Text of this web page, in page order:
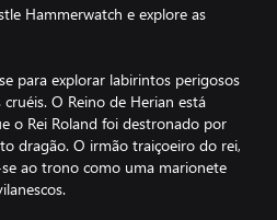
Hammerwatch e explore as
para explorar labirintos perigosos
O Reino de Herian está
o Rei Roland foi destronado por
dragão. O irmão traiçoeiro do rei,
ao trono como uma marionete